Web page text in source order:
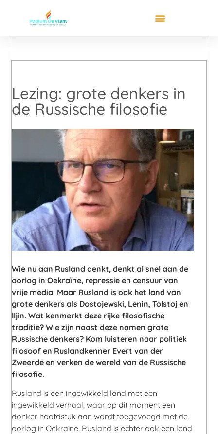
Lezing: grote denkers in
de Russische filosofie
Wie nu aan Rusland denkt, denkt al snel aan de
oorlog in Oekraïne, repressie en censuur van
vrije media. Maar Rusland is ook het land van
grote denkers als Dostojewski, Lenin, Tolstoj en
Iljin. Wat kenmerkt deze rijke filosofische
traditie? Wie zijn naast deze namen grote
Russische denkers? Kom luisteren naar politiek
filosoof en Ruslandkenner Evert van der
Zweerde en verken de wereld van de Russische
filosofie.
Rusland is een ingewikkeld land met een
ingewikkeld verhaal, waar op dit moment een
donker hoofdstuk aan wordt toegevoegd met de
oorlog in Oekraïne. Rusland is echter ook een land